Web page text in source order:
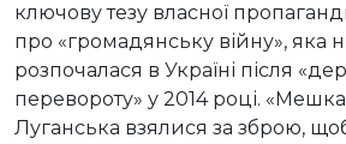
ключову тезу власної
про «громадянську війну», яка
розпочалася в Україні після
перевороту» у 2014 році.
Луганська взялися за зброю,